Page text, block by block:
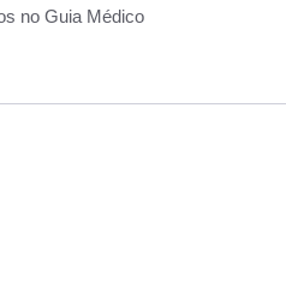
no Guia Médico